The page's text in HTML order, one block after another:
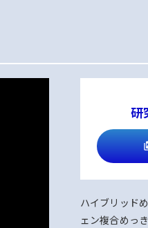
研
ハイブリッド
ェン複合めっ